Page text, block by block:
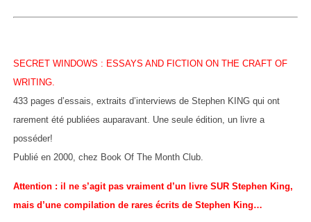
SECRET WINDOWS : ESSAYS AND FICTION ON THE CRAFT OF
WRITING.
433 pages d’essais, extraits d’interviews de Stephen KING qui ont
rarement été publiées auparavant. Une seule édition, un livre a
posséder!
Publié en 2000, chez Book Of The Month Club.
Attention : il ne s’agit pas vraiment d’un livre SUR Stephen King,
mais d’une compilation de rares écrits de Stephen King…